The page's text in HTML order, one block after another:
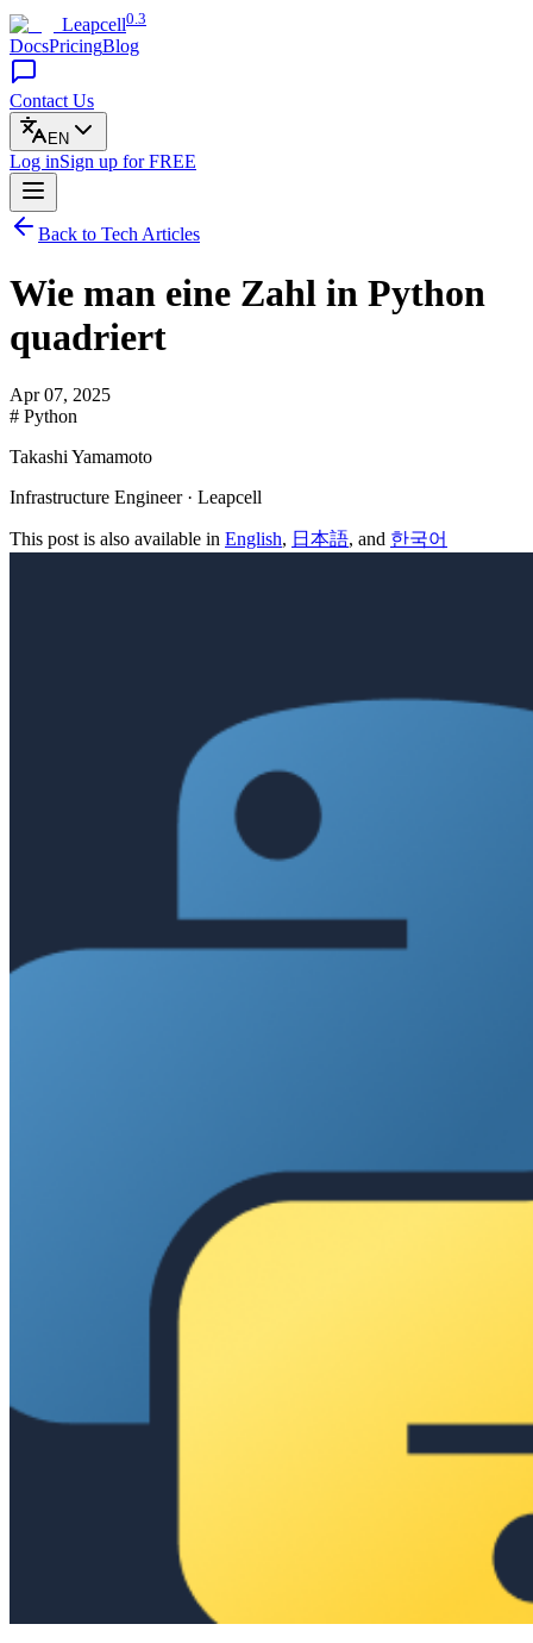
Leapcell0.3
DocsPricingBlog
Contact Us
EN
Log inSign up for FREE
Back to Tech Articles
Wie man eine Zahl in Python
quadriert
Apr 07, 2025
# Python
Takashi Yamamoto
Infrastructure Engineer · Leapcell
This post is also available in English, 日本語, and 한국어